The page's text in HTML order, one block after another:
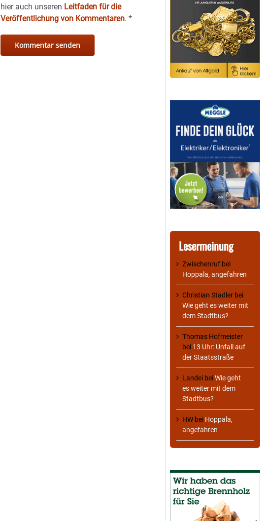
hier auch unseren Leitfaden für die
Veröffentlichung von Kommentaren.*
Lesermeinung
Zwischenruf bei
Hoppala, angefahren
Christian Stadler bei
Wie geht es weiter mit
dem Stadtbus?
Thomas Hofmeister
bei 13 Uhr: Unfall auf
der Staatsstraße
Landei beiWie geht
es weiter mit dem
Stadtbus?
HW bei Hoppala,
angefahren